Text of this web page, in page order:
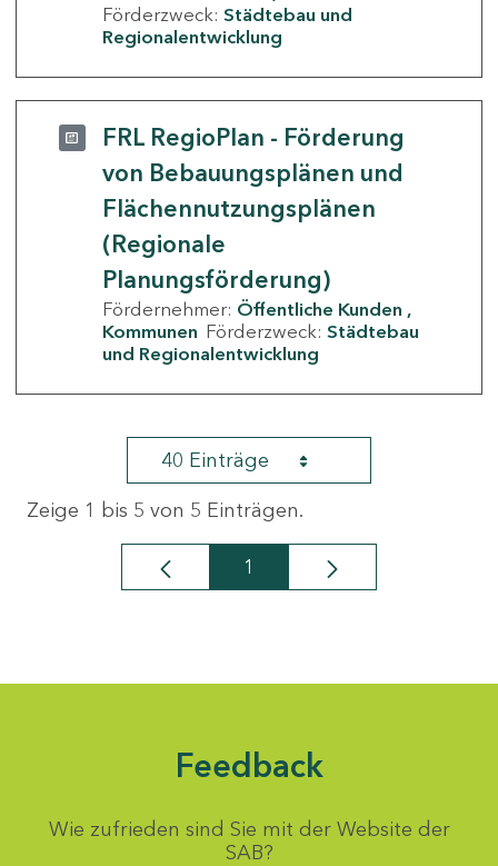
Förderzweck: Städtebau und
Regionalentwicklung
FRL RegioPlan - Förderung
von Bebauungsplänen und
Flächennutzungsplänen
(Regionale
Planungsförderung)
Fördernehmer: Öffentliche Kunden
Kommunen Förderzweck: Städtebau
und Regionalentwicklung
40 Einträge
Zeige 1 bis 5 von 5 Einträgen.
Seite
1
Feedback
Wie zufrieden sind Sie mit der Website der
SAB?